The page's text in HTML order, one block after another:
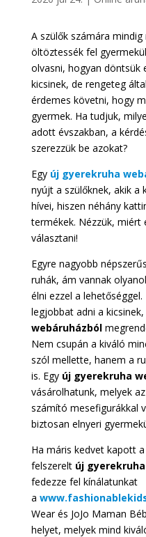
A szülők számára
öltöztessék fel
olvasni, hogyan döntsük
kicsinek, de rengeteg
érdemes követni, hogy
gyermek. Ha tudjuk,
adott évszakban, a
szerezzük be azokat?
Egy új gyerekruha
nyújt a szülőknek, akik a
hívei, hiszen néhány
termékek. Nézzük,
választani!
Egyre nagyobb
ruhák, ám vannak
élni ezzel a
legjobbat adni a
webáruházból
Nem csupán a kiváló
szól mellette, hanem a
is. Egy új gyerekruha
vásárolhatunk, melyek
számító mesefigurákkal
biztosan elnyeri
Ha máris kedvet kapott
felszerelt új
fedezze fel kínálatunkat
a
Wear és JoJo Maman
helyet, melyek mind